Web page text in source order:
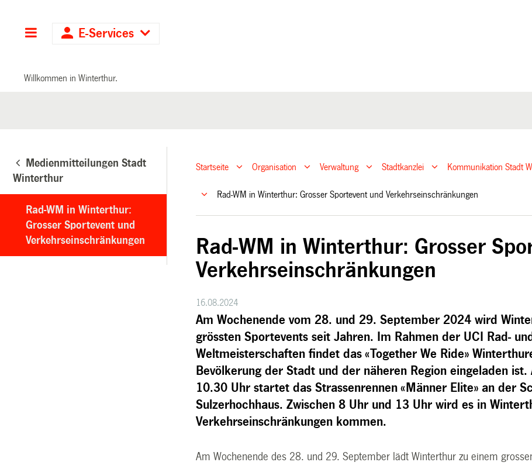
Hauptnavigation
E-Services
Willkommen in Winterthur.
Medienmitteilungen Stadt
Winterthur
Rad-WM in Winterthur:
Grosser Sportevent und
Verkehrseinschränkungen
Startseite Organisation Verwaltung Stadtkanzlei Kommunikation Stadt
Rad-WM in Winterthur: Grosser Sportevent und Verkehrseinschränkungen
Rad-WM in Winterthur: Grosser
Verkehrseinschränkungen
16.08.2024
Am Wochenende vom 28. und 29. September 2024 wird
grössten Sportevents seit Jahren. Im Rahmen der UCI Rad-
Weltmeisterschaften findet das «Together We Ride»
Bevölkerung der Stadt und der näheren Region eingeladen
10.30 Uhr startet das Strassenrennen «Männer Elite» an der
Sulzerhochhaus. Zwischen 8 Uhr und 13 Uhr wird es in
Verkehrseinschränkungen kommen.
Am Wochenende des 28. und 29. September lädt Winterthur zu einem